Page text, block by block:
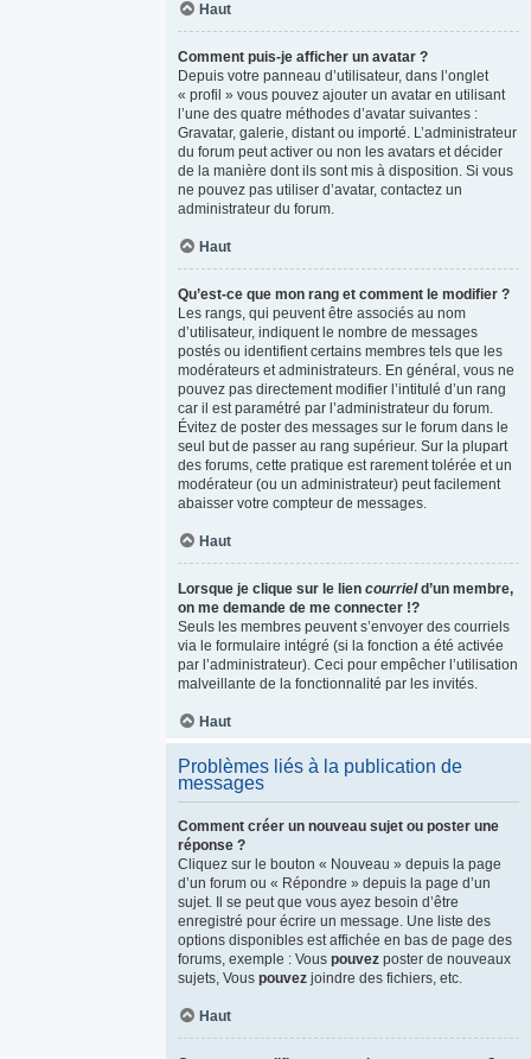
Haut
Comment puis-je afficher un avatar ?
Depuis votre panneau d’utilisateur, dans l’onglet
« profil » vous pouvez ajouter un avatar en utilisant
l’une des quatre méthodes d’avatar suivantes :
Gravatar, galerie, distant ou importé. L’administrateur
du forum peut activer ou non les avatars et décider
de la manière dont ils sont mis à disposition. Si vous
ne pouvez pas utiliser d’avatar, contactez un
administrateur du forum.
Haut
Qu’est-ce que mon rang et comment le modifier ?
Les rangs, qui peuvent être associés au nom
d’utilisateur, indiquent le nombre de messages
postés ou identifient certains membres tels que les
modérateurs et administrateurs. En général, vous ne
pouvez pas directement modifier l’intitulé d’un rang
car il est paramétré par l’administrateur du forum.
Évitez de poster des messages sur le forum dans le
seul but de passer au rang supérieur. Sur la plupart
des forums, cette pratique est rarement tolérée et un
modérateur (ou un administrateur) peut facilement
abaisser votre compteur de messages.
Haut
Lorsque je clique sur le lien courrield’un membre,
on me demande de me connecter !?
Seuls les membres peuvent s’envoyer des courriels
via le formulaire intégré (si la fonction a été activée
par l’administrateur). Ceci pour empêcher l’utilisation
malveillante de la fonctionnalité par les invités.
Haut
Problèmes liés à la publication de
messages
Comment créer un nouveau sujet ou poster une
réponse ?
Cliquez sur le bouton « Nouveau » depuis la page
d’un forum ou « Répondre » depuis la page d’un
sujet. Il se peut que vous ayez besoin d’être
enregistré pour écrire un message. Une liste des
options disponibles est affichée en bas de page des
forums, exemple : Vous pouvez poster de nouveaux
sujets, Vous pouvez joindre des fichiers, etc.
Haut